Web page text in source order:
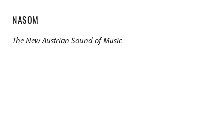
NASOM
The New Austrian Sound of Music